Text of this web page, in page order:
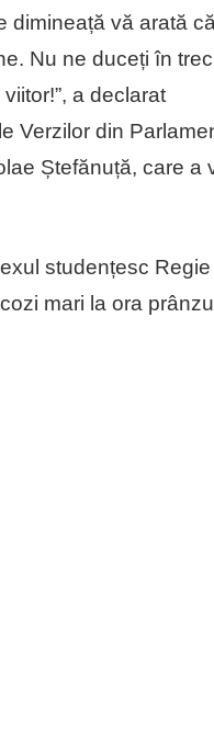
dimineață vă arată
Nu ne duceți în
a declarat
Verzilor din
Ștefănuță, care a
studențesc Regie
mari la ora